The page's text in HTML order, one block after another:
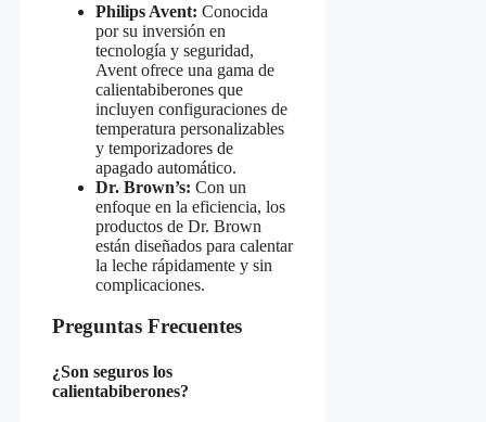
Philips Avent: Conocida
por su inversión en
tecnología y seguridad,
Avent ofrece una gama de
calientabiberones que
incluyen configuraciones de
temperatura personalizables
y temporizadores de
apagado automático.
Dr. Brown’s: Con un
enfoque en la eficiencia, los
productos de Dr. Brown
están diseñados para calentar
la leche rápidamente y sin
complicaciones.
Preguntas Frecuentes
¿Son seguros los
calientabiberones?